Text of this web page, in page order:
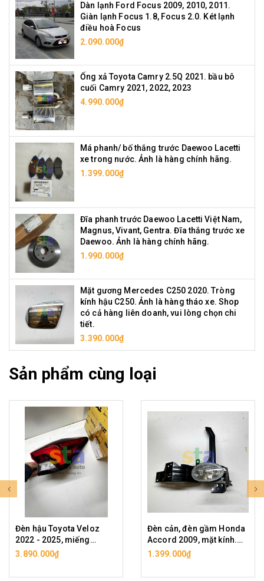
Dàn lạnh Ford Focus 2009, 2010, 2011.
Giàn lạnh Focus 1.8, Focus 2.0. Két lạnh
điều hoà Focus
2.090.000₫
Ống xả Toyota Camry 2.5Q 2021. bầu bô
cuối Camry 2021, 2022, 2023
4.990.000₫
Má phanh/ bố thắng trước Daewoo Lacetti
xe trong nước. Ảnh là hàng chính hãng.
1.399.000₫
Đĩa phanh trước Daewoo Lacetti Việt Nam,
Magnus, Vivant, Gentra. Đĩa thắng trước xe
Daewoo. Ảnh là hàng chính hãng.
1.990.000₫
Mặt gương Mercedes C250 2020. Tròng
kính hậu C250. Ảnh là hàng tháo xe. Shop
có cả hàng liên doanh, vui lòng chọn chi
tiết.
3.390.000₫
Sản phẩm cùng loại
Đèn hậu Toyota Veloz
2022 - 2025, miếng
ngoài. Ảnh là hàng TYC.
3.890.000₫
Đèn cản, đèn gầm Honda
Accord 2009, mặt kính.
Hàng liên doanh cao cấp,
1.399.000₫